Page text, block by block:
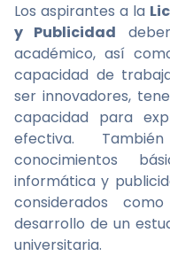
Los aspirantes a la
y Publicidad
académico, así
capacidad de
ser innovadores,
capacidad para
efectiva.
conocimientos
informática y
considerados
desarrollo de un
universitaria.